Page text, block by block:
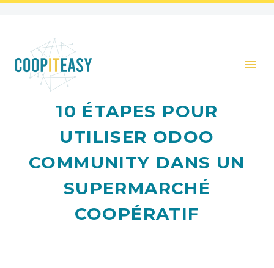
10 ÉTAPES POUR
UTILISER ODOO
COMMUNITY DANS UN
SUPERMARCHÉ
COOPÉRATIF